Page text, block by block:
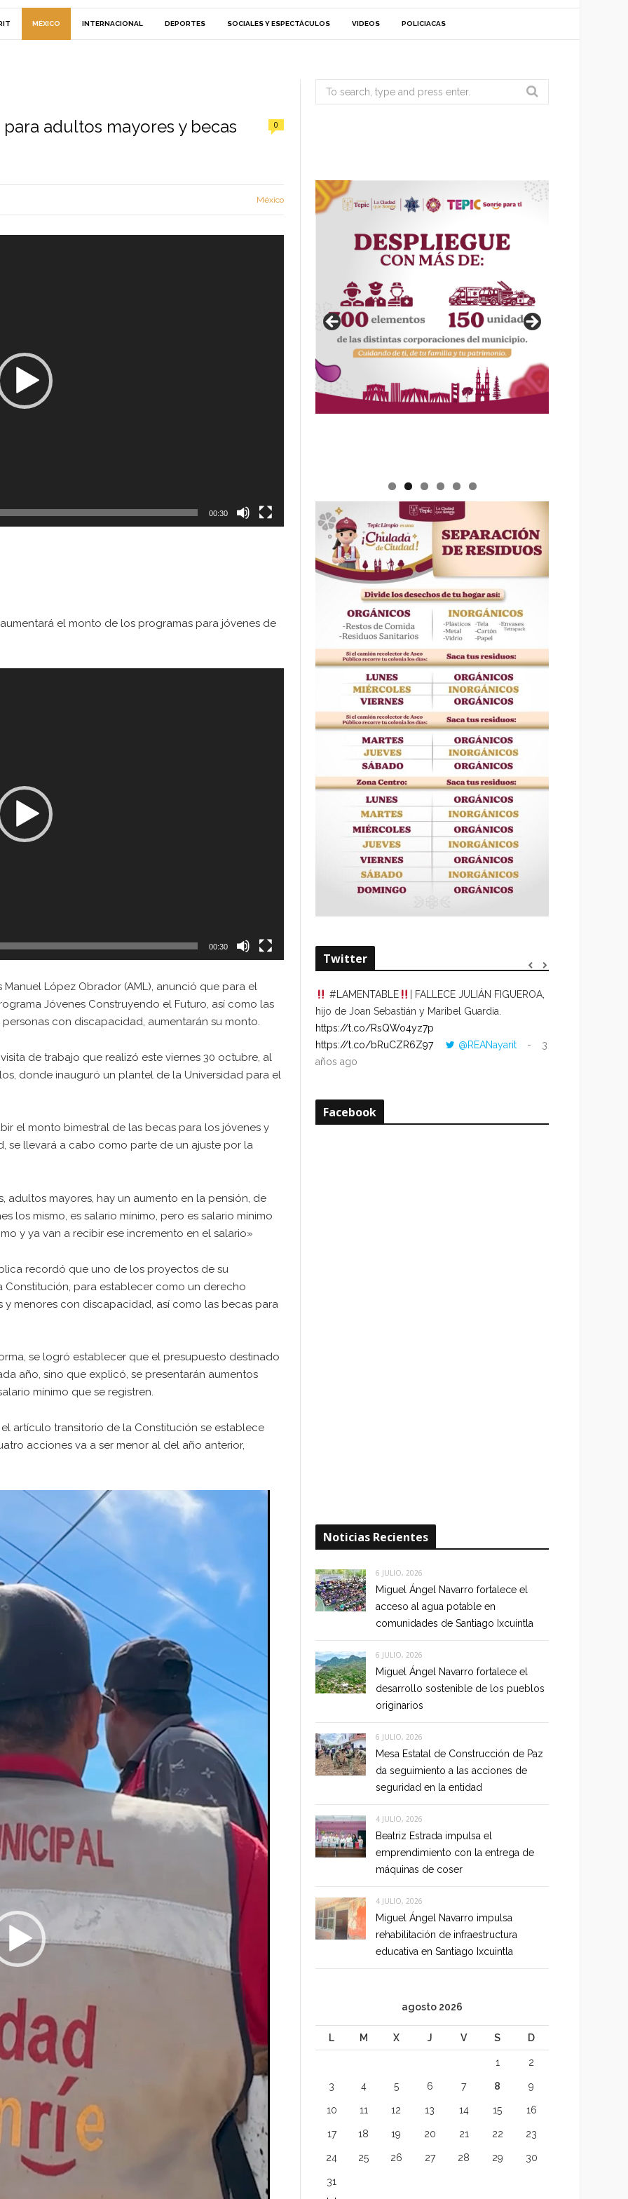
MÉXICO INTERNACIONAL DEPORTES SOCIALES Y ESPECTÁCULOS VIDEOS POLICIACAS
adultos mayores y becas
0
México
00:30
el monto de los programas para jóvenes de
00:30
López Obrador (AML), anunció que para el
Jóvenes Construyendo el Futuro, así como las
con discapacidad, aumentarán su monto.
de trabajo que realizó este viernes 30 octubre, al
donde inauguró un plantel de la Universidad para el
el monto bimestral de las becas para los jóvenes y
se llevará a cabo como parte de un ajuste por la
adultos mayores, hay un aumento en la pensión, de
los mismo, es salario mínimo, pero es salario mínimo
y ya van a recibir ese incremento en el salario»
recordó que uno de los proyectos de su
para establecer como un derecho
menores con discapacidad, así como las becas para
se logró establecer que el presupuesto destinado
año, sino que explicó, se presentarán aumentos
mínimo que se registren.
artículo transitorio de la Constitución se establece
acciones va a ser menor al del año anterior,
Search
for:
Twitter
#LAMENTABLE
| FALLECE JULIÁN FIGUEROA,
hijo de Joan Sebastián y Maribel Guardia.
https://t.co/RsQWo4yz7p
https://t.co/bRuCZR6Z97
@REANayarit
3
años ago
Facebook
Noticias Recientes
6 JULIO, 2026
Miguel Ángel Navarro fortalece el
acceso al agua potable en
comunidades de Santiago Ixcuintla
6 JULIO, 2026
Miguel Ángel Navarro fortalece el
desarrollo sostenible de los pueblos
originarios
6 JULIO, 2026
Mesa Estatal de Construcción de Paz
da seguimiento a las acciones de
seguridad en la entidad
4 JULIO, 2026
Beatriz Estrada impulsa el
emprendimiento con la entrega de
máquinas de coser
4 JULIO, 2026
Miguel Ángel Navarro impulsa
rehabilitación de infraestructura
educativa en Santiago Ixcuintla
agosto 2026
L M X J V S D
1 2
3 4 5 6 7 8 9
10 11 12 13 14 15 16
17 18 19 20 21 22 23
24 25 26 27 28 29 30
31